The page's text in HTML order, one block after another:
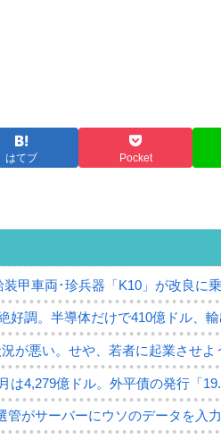
はてブ Pocket
甲車両･珍兵器「K10」が改良に乗
好調。半導体だけで410億ドル、
が悪い。せや、若者に起業させ
は4,279億ドル。外平債の発行「
がサーバーにウソのデータを入力